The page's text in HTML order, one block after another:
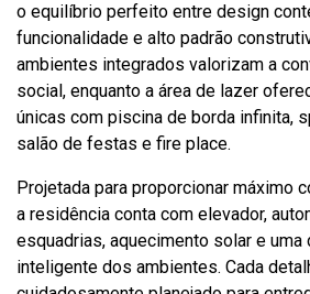
o equilíbrio perfeito entre design
funcionalidade e alto padrão
ambientes integrados valorizam a
social, enquanto a área de lazer
únicas com piscina de borda infinita,
salão de festas e fire place.
Projetada para proporcionar máximo
a residência conta com elevador,
esquadrias, aquecimento solar e
inteligente dos ambientes. Cada